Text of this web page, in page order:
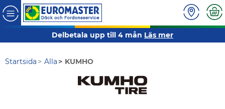
Delbetala upp till 4 mån Läs mer
Startsida Alla KUMHO